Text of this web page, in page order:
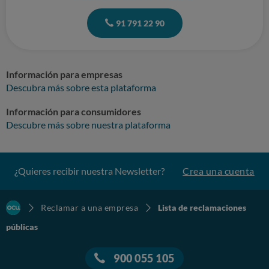
91 791 22 90
Información para empresas
Descubra más sobre esta plataforma
Información para consumidores
Descubre más sobre nuestra plataforma
¿Quieres recibir nuestra Newsletter? Crea una cuenta
Reclamar a una empresa
Lista de reclamaciones
públicas
900 055 105